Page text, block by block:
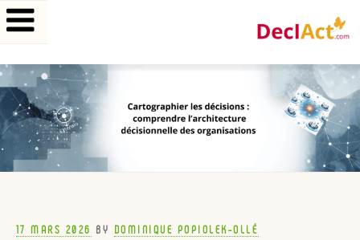
Aller
au
contenu
principal
POSTED
17 MARS 2026 BY DOMINIQUE POPIOLEK-OLLÉ